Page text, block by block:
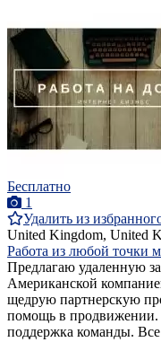
Бесплатно
1
Удалить из
United Kingdom, United
Работа из любой точки
Предлагаю удаленную
Американской
щедрую партнерскую
помощь в продвижении.
поддержка команды. Все